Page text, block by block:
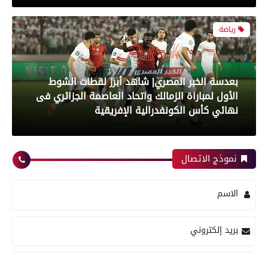
رياضة
بعدسة الخبر المصري| شاهد أبرز لقطات مباراة زد و
بيراميدز فى نهائى كأس مصر
رياضة
بعدسة الخبر المصري| شاهد أبرز لقطات مباراة
الأهلي و إنبي فى الدورى
نموذج الاتصال
الاسم
بريد إلكتروني